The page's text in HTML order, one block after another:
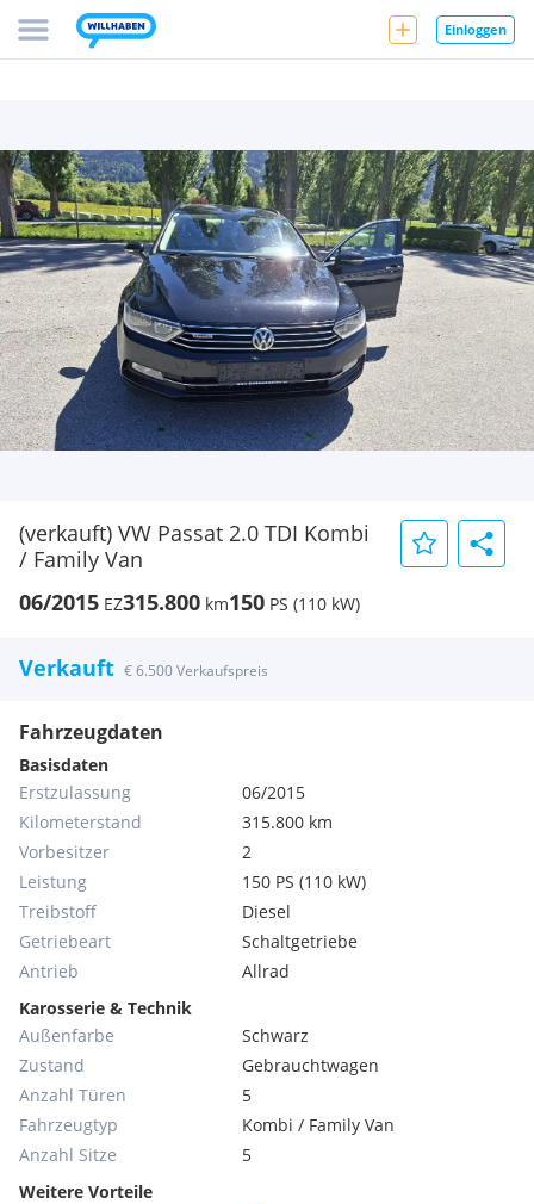
Einloggen
(verkauft) VW Passat 2.0 TDI Kombi
/ Family Van
06/2015 EZ315.800 km150 PS (110 kW)
Verkauft € 6.500 Verkaufspreis
Fahrzeugdaten
Basisdaten
Erstzulassung
06/2015
Kilometerstand
315.800 km
Vorbesitzer
2
Leistung
150 PS (110 kW)
Treibstoff
Diesel
Getriebeart
Schaltgetriebe
Antrieb
Allrad
Karosserie & Technik
Außenfarbe
Schwarz
Zustand
Gebrauchtwagen
Anzahl Türen
5
Fahrzeugtyp
Kombi / Family Van
Anzahl Sitze
5
Weitere Vorteile